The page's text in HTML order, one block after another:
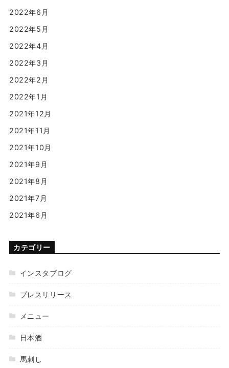
2022年6月
2022年5月
2022年4月
2022年3月
2022年2月
2022年1月
2021年12月
2021年11月
2021年10月
2021年9月
2021年8月
2021年7月
2021年6月
カテゴリー
インスタブログ
プレスリリース
メニュー
日本酒
馬刺し